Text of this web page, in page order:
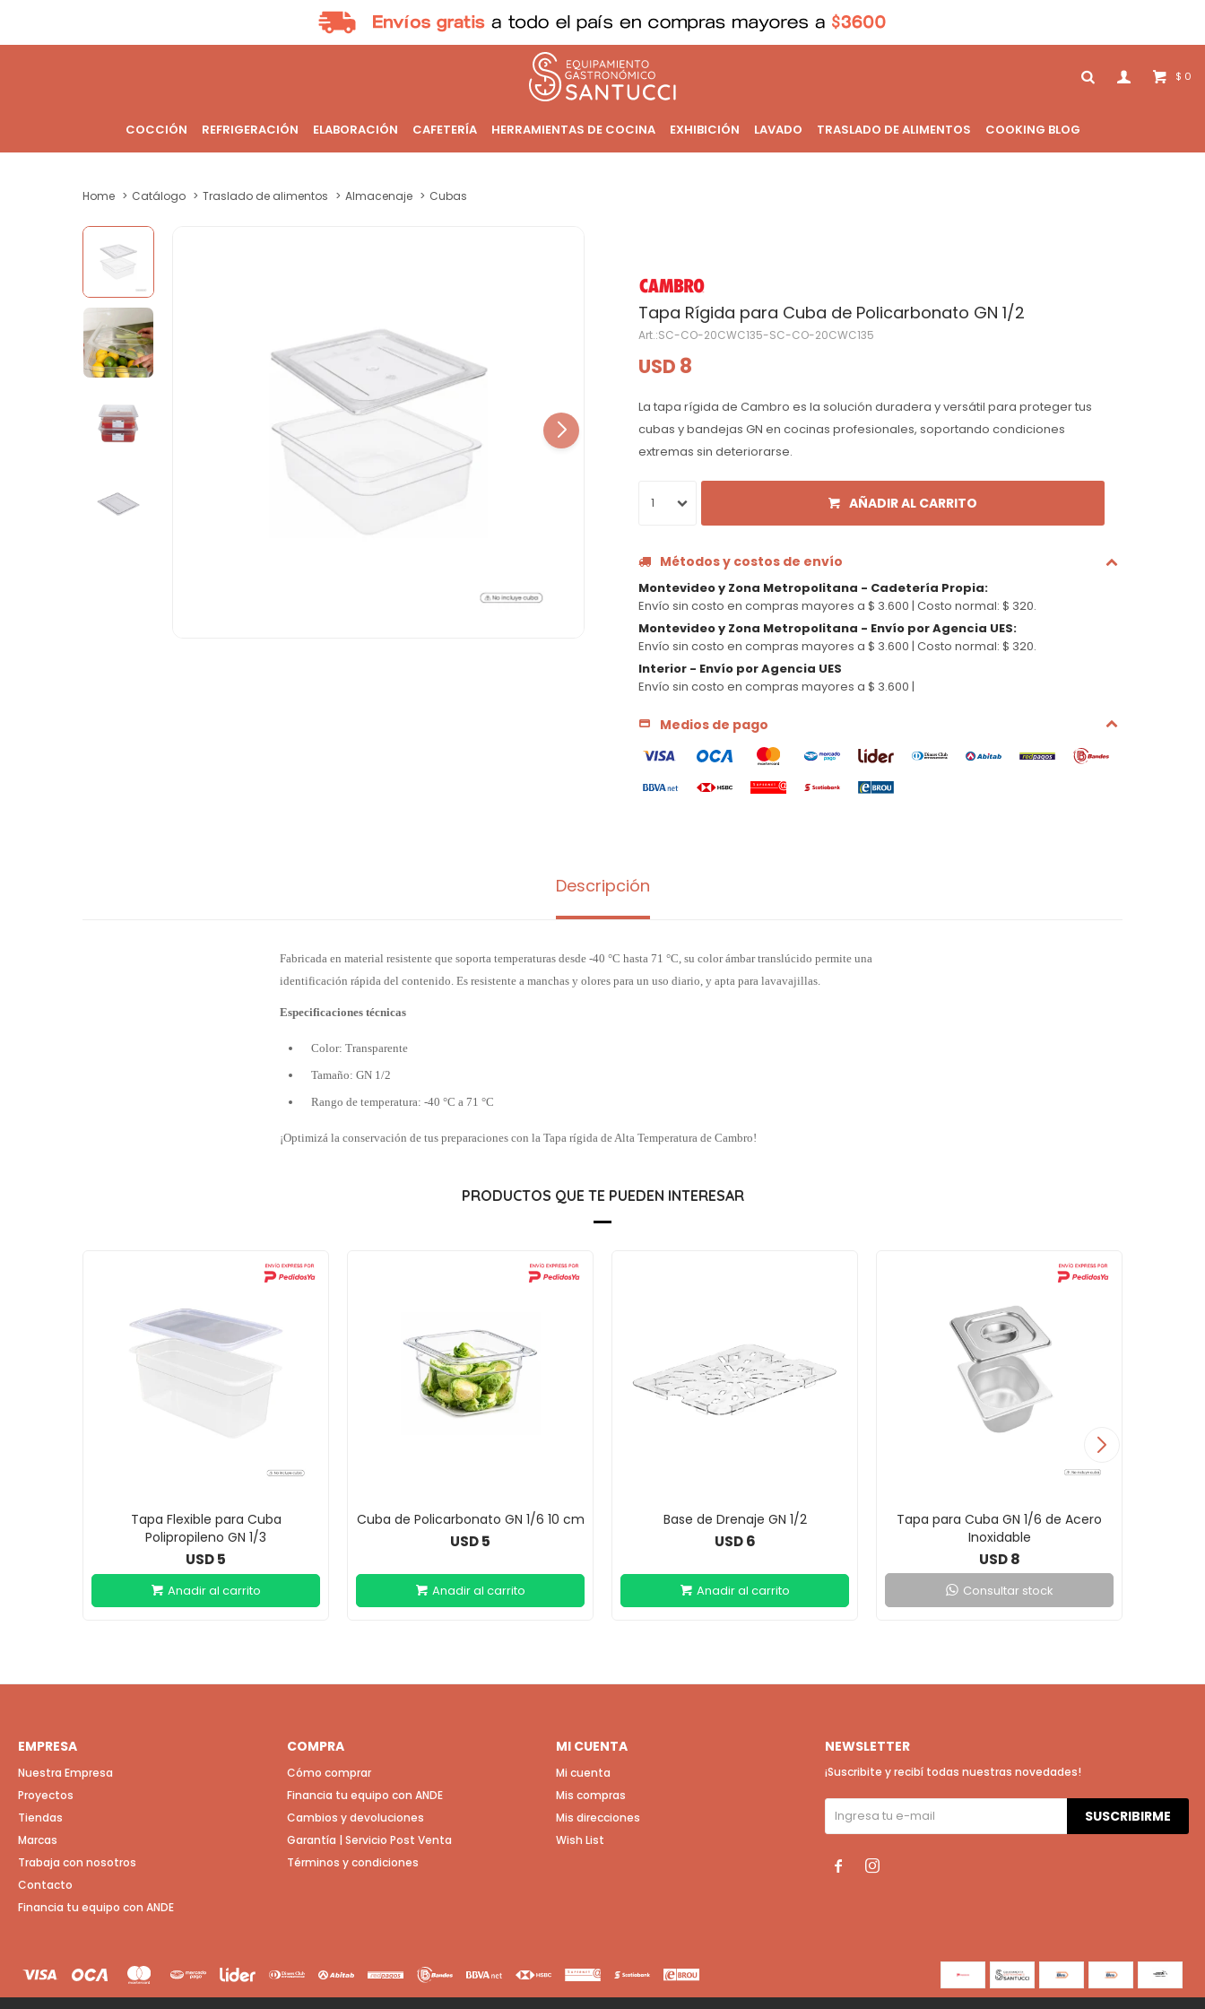
COCCIÓN REFRIGERACIÓN ELABORACIÓN CAFETERÍA HERRAMIENTAS DE COCINA EXHIBICIÓN LAVADO TRASLADO DE ALIMENTOS COOKING BLOG
$ 0
Home Catálogo Traslado de alimentos Almacenaje Cubas
Tapa Rígida para Cuba de Policarbonato GN 1/2
SC-CO-20CWC135-SC-CO-20CWC135
USD 8
La tapa rígida de Cambro es la solución duradera y versátil para proteger tus
cubas y bandejas GN en cocinas profesionales, soportando condiciones
extremas sin deteriorarse.
1 AÑADIR AL CARRITO
Métodos y costos de envío
Montevideo y Zona Metropolitana - Cadetería Propia:
Envío sin costo en compras mayores a $ 3.600 | Costo normal: $ 320.
Montevideo y Zona Metropolitana - Envío por Agencia UES:
Envío sin costo en compras mayores a $ 3.600 | Costo normal: $ 320.
Interior - Envío por Agencia UES
Envío sin costo en compras mayores a $ 3.600 |
Medios de pago
Descripción
Fabricada en material resistente que soporta temperaturas desde -40 °C hasta 71 °C, su color ámbar translúcido permite una
identificación rápida del contenido. Es resistente a manchas y olores para un uso diario, y apta para lavavajillas.
Especificaciones técnicas
Color: Transparente
Tamaño: GN 1/2
Rango de temperatura: -40 °C a 71 °C
¡Optimizá la conservación de tus preparaciones con la Tapa rígida de Alta Temperatura de Cambro!
PRODUCTOS QUE TE PUEDEN INTERESAR
Tapa Flexible para Cuba
Polipropileno GN 1/3
USD5
Cuba de Policarbonato GN 1/6 10 cm
USD5
Base de Drenaje GN 1/2
USD 6
Tapa para Cuba GN 1/6 de Acero
Inoxidable
USD 8
Consultar stock
EMPRESA
Nuestra Empresa
Proyectos
Tiendas
Marcas
Trabaja con nosotros
Contacto
Financia tu equipo con ANDE
COMPRA
Cómo comprar
Financia tu equipo con ANDE
Cambios y devoluciones
Garantía | Servicio Post Venta
Términos y condiciones
MI CUENTA
Mi cuenta
Mis compras
Mis direcciones
Wish List
NEWSLETTER
¡Suscribite y recibí todas nuestras novedades!
SUSCRIBIRME
 